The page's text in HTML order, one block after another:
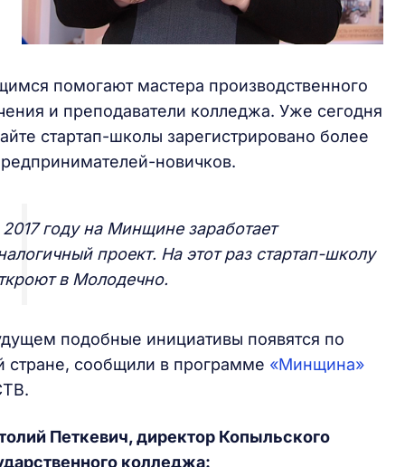
помогают мастера производственного
и преподаватели колледжа. Уже сегодня
стартап-школы зарегистрировано более
новичков.
году на Минщине заработает
проект. На этот раз стартап-школу
в Молодечно.
подобные инициативы появятся по
стране, сообщили в программе «Минщина»
Петкевич, директор Копыльского
колледжа: